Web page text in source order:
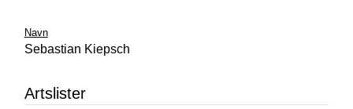
Navn
Sebastian Kiepsch
Artslister